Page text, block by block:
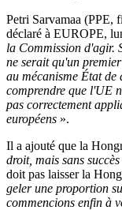
Petri Sarvamaa (PPE,
déclaré à EUROPE,
la Commission d'agir.
ne serait qu'un
au mécanisme État
comprendre que l'UE
pas correctement
européens ».
Il a ajouté que la
droit, mais sans succès
doit pas laisser la
geler une proportion
commencions enfin à